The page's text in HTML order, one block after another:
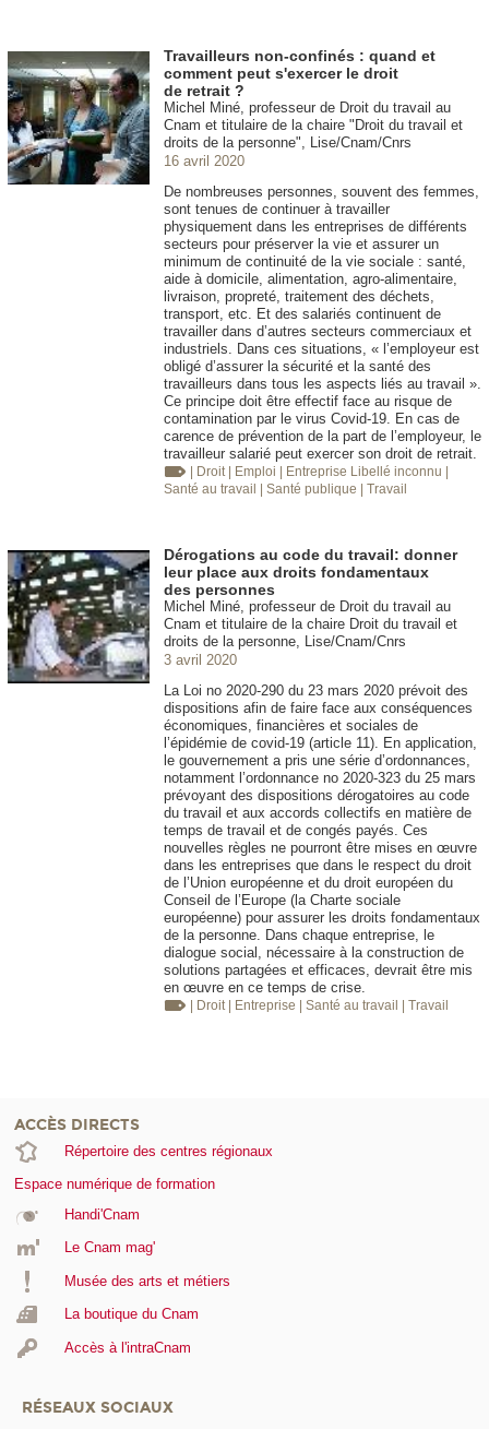
Travailleurs non-confinés : quand et
comment peut s'exercer le droit
de retrait ?
Michel Miné, professeur de Droit du travail au
Cnam et titulaire de la chaire "Droit du travail et
droits de la personne", Lise/Cnam/Cnrs
16 avril 2020
De nombreuses personnes, souvent des femmes,
sont tenues de continuer à travailler
physiquement dans les entreprises de différents
secteurs pour préserver la vie et assurer un
minimum de continuité de la vie sociale : santé,
aide à domicile, alimentation, agro-alimentaire,
livraison, propreté, traitement des déchets,
transport, etc. Et des salariés continuent de
travailler dans d’autres secteurs commerciaux et
industriels. Dans ces situations, « l’employeur est
obligé d’assurer la sécurité et la santé des
travailleurs dans tous les aspects liés au travail ».
Ce principe doit être effectif face au risque de
contamination par le virus Covid-19. En cas de
carence de prévention de la part de l’employeur, le
travailleur salarié peut exercer son droit de retrait.
| Droit | Emploi | Entreprise Libellé inconnu
Santé au travail
| Santé publique | Travail
Dérogations au code du travail: donner
leur place aux droits fondamentaux
des personnes
Michel Miné, professeur de Droit du travail au
Cnam et titulaire de la chaire Droit du travail et
droits de la personne, Lise/Cnam/Cnrs
3 avril 2020
La Loi no 2020-290 du 23 mars 2020 prévoit des
dispositions afin de faire face aux conséquences
économiques, financières et sociales de
l’épidémie de covid-19 (article 11). En application,
le gouvernement a pris une série d’ordonnances,
notamment l’ordonnance no 2020-323 du 25 mars
prévoyant des dispositions dérogatoires au code
du travail et aux accords collectifs en matière de
temps de travail et de congés payés. Ces
nouvelles règles ne pourront être mises en œuvre
dans les entreprises que dans le respect du droit
de l’Union européenne et du droit européen du
Conseil de l’Europe (la Charte sociale
européenne) pour assurer les droits fondamentaux
de la personne. Dans chaque entreprise, le
dialogue social, nécessaire à la construction de
solutions partagées et efficaces, devrait être mis
en œuvre en ce temps de crise.
| Droit | Entreprise | Santé au travail | Travail
ACCÈS DIRECTS
Répertoire des centres régionaux
Espace numérique de formation
Handi'Cnam
Le Cnam mag'
Musée des arts et métiers
La boutique du Cnam
Accès à l'intraCnam
RÉSEAUX SOCIAUX